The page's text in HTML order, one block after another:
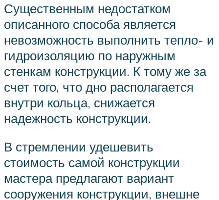
Существенным недостатком
описанного способа является
невозможность выполнить тепло- и
гидроизоляцию по наружным
стенкам конструкции. К тому же за
счет того, что дно располагается
внутри кольца, снижается
надежность конструкции.
В стремлении удешевить
стоимость самой конструкции
мастера предлагают вариант
сооружения конструкции, внешне